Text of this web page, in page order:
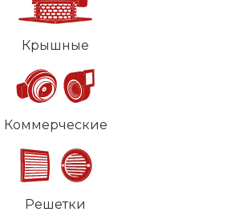
Крышные
Коммерческие
Решетки